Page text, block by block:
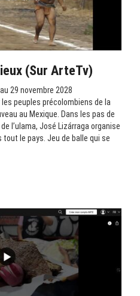
(sur ArteTv)
29 novembre 2028
les peuples précolombiens de la
au Mexique. Dans les pas de
l’ulama, José Lizárraga organise
le pays. Jeu de balle qui se